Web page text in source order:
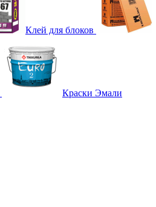
Клей для блоков
Краски Эмали